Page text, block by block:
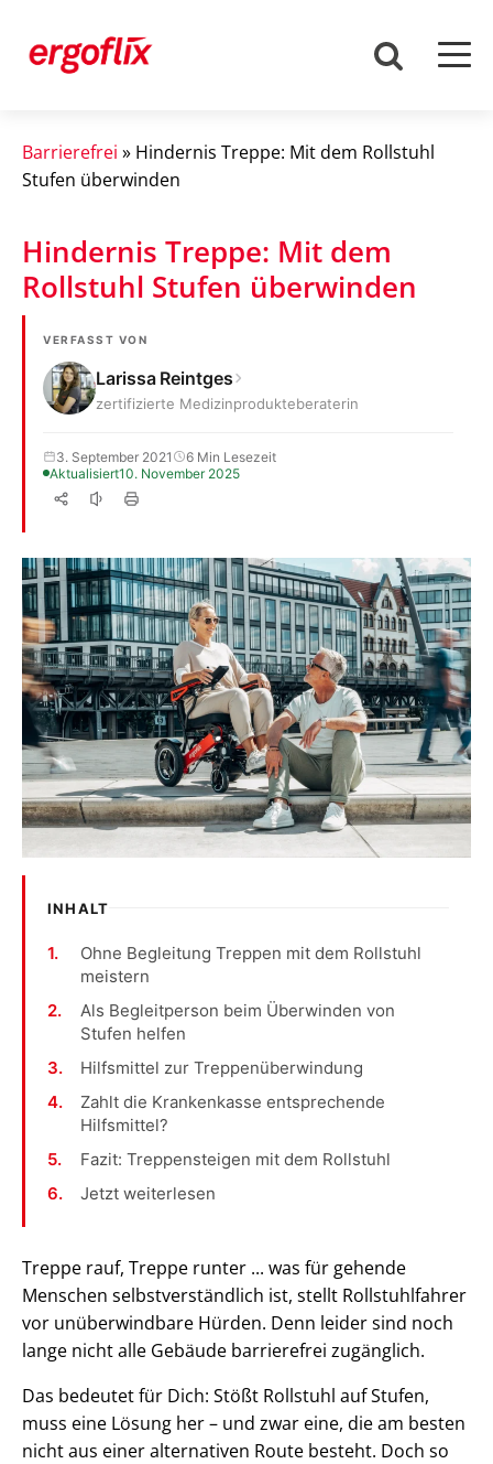
Barrierefrei » Hindernis Treppe: Mit dem Rollstuhl
Stufen überwinden
Hindernis Treppe: Mit dem
Rollstuhl Stufen überwinden
VERFASST VON
Larissa Reintges
zertifizierte Medizinprodukteberaterin
3. September 2021
6 Min Lesezeit
Aktualisiert10. November 2025
INHALT
Ohne Begleitung Treppen mit dem Rollstuhl
meistern
Als Begleitperson beim Überwinden von
Stufen helfen
Hilfsmittel zur Treppenüberwindung
Zahlt die Krankenkasse entsprechende
Hilfsmittel?
Fazit: Treppensteigen mit dem Rollstuhl
Jetzt weiterlesen
Treppe rauf, Treppe runter ... was für gehende
Menschen selbstverständlich ist, stellt Rollstuhlfahrer
vor unüberwindbare Hürden. Denn leider sind noch
lange nicht alle Gebäude barrierefrei zugänglich.
Das bedeutet für Dich: Stößt Rollstuhl auf Stufen,
muss eine Lösung her – und zwar eine, die am besten
nicht aus einer alternativen Route besteht. Doch so